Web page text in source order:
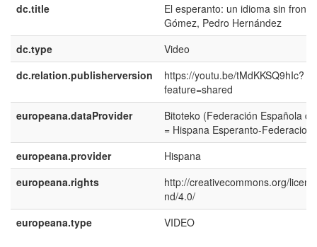
dc.title
El esperanto: un idioma sin
Gómez, Pedro Hernández
dc.type
Video
dc.relation.publisherversion
https://youtu.be/tMdKKSQ9hIc?
feature=shared
europeana.dataProvider
Bitoteko (Federación Española
= Hispana Esperanto-Federacio)
europeana.provider
Hispana
europeana.rights
http://creativecommons.org/
nd/4.0/
europeana.type
VIDEO